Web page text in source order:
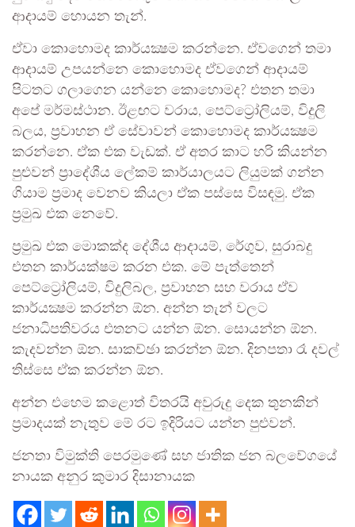
ආදායම් හොයන තැන්.
ඒවා කොහොමද කාර්යක්‍ෂම කරන්නෙ. ඒවගෙන් තමා
ආදායම් උපයන්නෙ කොහොමද ඒවගෙන් ආදායම්
පිටතට ගලාගෙන යන්නෙ කොහොමද? එතන තමා
අපේ මර්මස්ථාන. ඊළඟට වරාය, පෙට්ට්‍රෝලියම්, විදුලි
බලය, ප්‍රවාහන ඒ සේවාවන් කොහොමද කාර්යක්‍ෂම
කරන්නෙ. ඒක එක වැඩක්. ඒ අතර කාට හරි කියන්න
පුළුවන් ප්‍රාදේශීය ලේකම් කාර්යාලයට ලියුමක් ගන්න
ගියාම ප්‍රමාද වෙනව කියලා ඒක පස්සෙ විසඳමු. ඒක
ප්‍රමුඛ එක නෙවේ.
ප්‍රමුඛ එක මොකක්ද දේශීය ආදායම්, රේගුව, සුරාබදු
එතන කාර්යක්ෂම කරන එක. මේ පැත්තෙන්
පෙට්ට්‍රෝලියම්, විදුලිබල, ප්‍රවාහන සහ වරාය ඒව
කාර්යක්‍ෂම කරන්න ඕන. අන්න තැන් වලට
ජනාධිපතිවරය එතනට යන්න ඕන. සොයන්න ඕන.
කැදවන්න ඕන. සාකච්ඡා කරන්න ඕන. දිනපතා රෑ දවල්
තිස්සෙ ඒක කරන්න ඕන.
අන්න එහෙම කළොත් විතරයි අවුරුදු දෙක තුනකින්
ප්‍රමාදයක් නැතුව මේ රට ඉදිරියට යන්න පුළුවන්.
ජනතා විමුක්ති පෙරමුණේ සහ ජාතික ජන බලවේගයේ
නායක අනුර කුමාර දිසානායක